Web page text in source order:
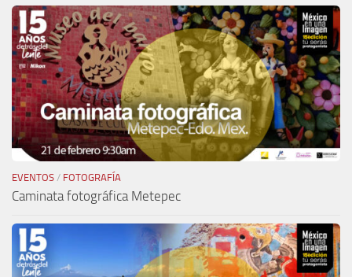
EVENTOS / FOTOGRAFÍA
Caminata fotográfica Metepec